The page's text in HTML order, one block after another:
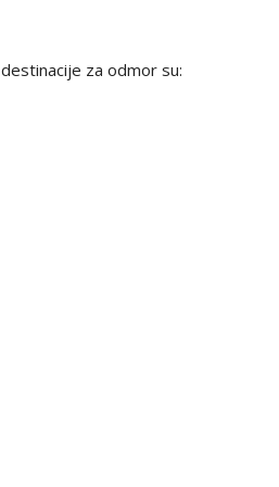
za odmor su: